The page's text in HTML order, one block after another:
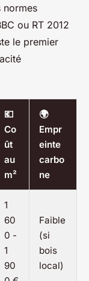
normes
ou RT 2012
le premier
💶
Co
ût
au
m²
🌍
Empr
einte
carbo
ne
1
60
0 -
1
90
Faible
(si
bois
local)